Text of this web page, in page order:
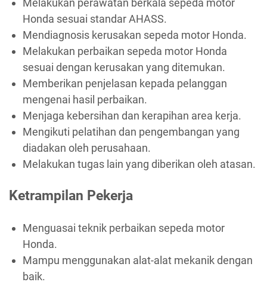
Honda sesuai standar AHASS.
Mendiagnosis kerusakan sepeda motor Honda.
Melakukan perbaikan sepeda motor Honda
sesuai dengan kerusakan yang ditemukan.
Memberikan penjelasan kepada pelanggan
mengenai hasil perbaikan.
Menjaga kebersihan dan kerapihan area kerja.
Mengikuti pelatihan dan pengembangan yang
diadakan oleh perusahaan.
Melakukan tugas lain yang diberikan oleh atasan.
Ketrampilan Pekerja
Menguasai teknik perbaikan sepeda motor
Honda.
Mampu menggunakan alat-alat mekanik dengan
baik.